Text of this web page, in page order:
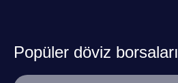
Popüler döviz borsaları